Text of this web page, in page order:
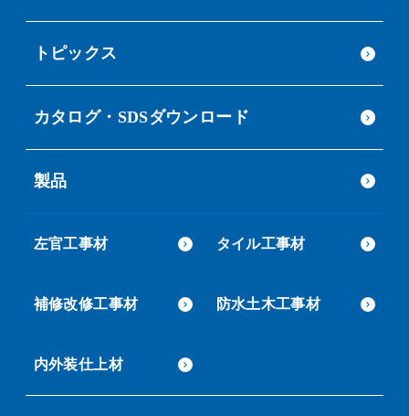
トピックス
カタログ・SDSダウンロード
製品
左官工事材 タイル工事材
補修改修工事材 防水土木工事材
内外装仕上材